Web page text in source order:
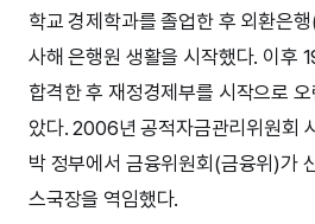
학교 경제학과를 졸업한 후 외환은
사해 은행원 생활을 시작했다. 이후
합격한 후 재정경제부를 시작으로
았다. 2006년 공적자금관리위원회
박 정부에서 금융위원회(금융위)가
스국장을 역임했다.